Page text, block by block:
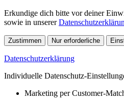
Erkundige dich bitte vor deiner
sowie in unserer
Zustimmen Nur erforderliche
Datenschutzerklärung
Individuelle Datenschutz-
Marketing per Customer-